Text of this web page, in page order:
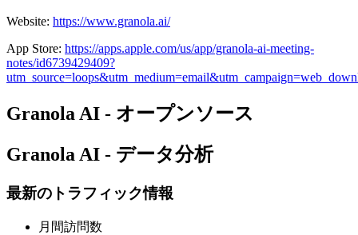
Website: https://www.granola.ai/
App Store: https://apps.apple.com/us/app/granola-ai-meeting-
notes/id6739429409?
Granola AI - オープンソース
Granola AI - データ分析
最新のトラフィック情報
月間訪問数